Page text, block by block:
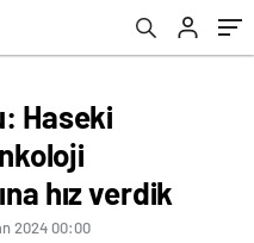
Haseki
hız verdik
2024 00:00